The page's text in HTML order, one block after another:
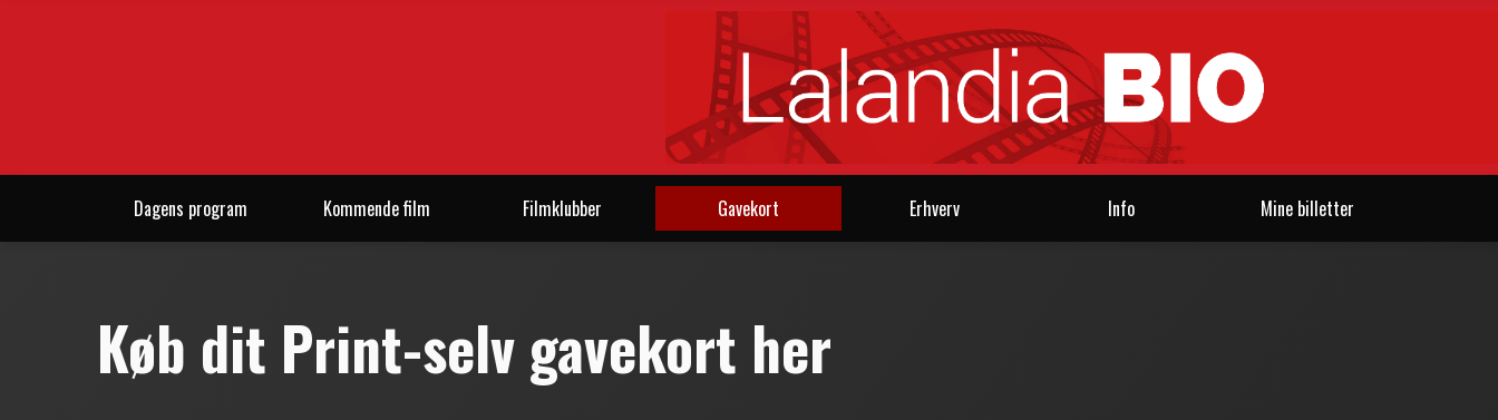
Dagens program Kommende film Filmklubber Gavekort Erhverv Info Mine billetter
Køb dit Print-selv gavekort her